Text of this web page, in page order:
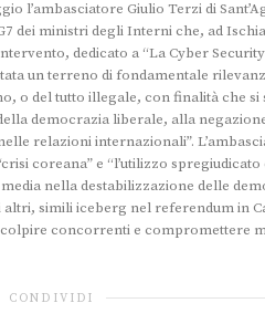
l’ambasciatore Giulio Terzi di
dei ministri degli Interni che, ad
dedicato a “La Cyber
un terreno di fondamentale
o del tutto illegale, con finalità che
democrazia liberale, alla
relazioni internazionali”.
coreana” e “l’utilizzo
nella destabilizzazione delle
simili iceberg nel referendum in
colpire concorrenti e compromettere
CONDIVIDI